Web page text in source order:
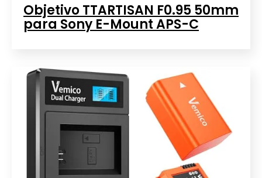
Objetivo TTARTISAN F0.95 50mm
para Sony E-Mount APS-C